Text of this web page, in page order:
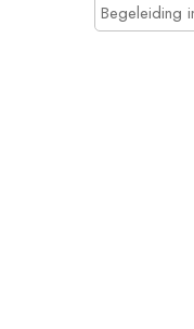
Begeleiding